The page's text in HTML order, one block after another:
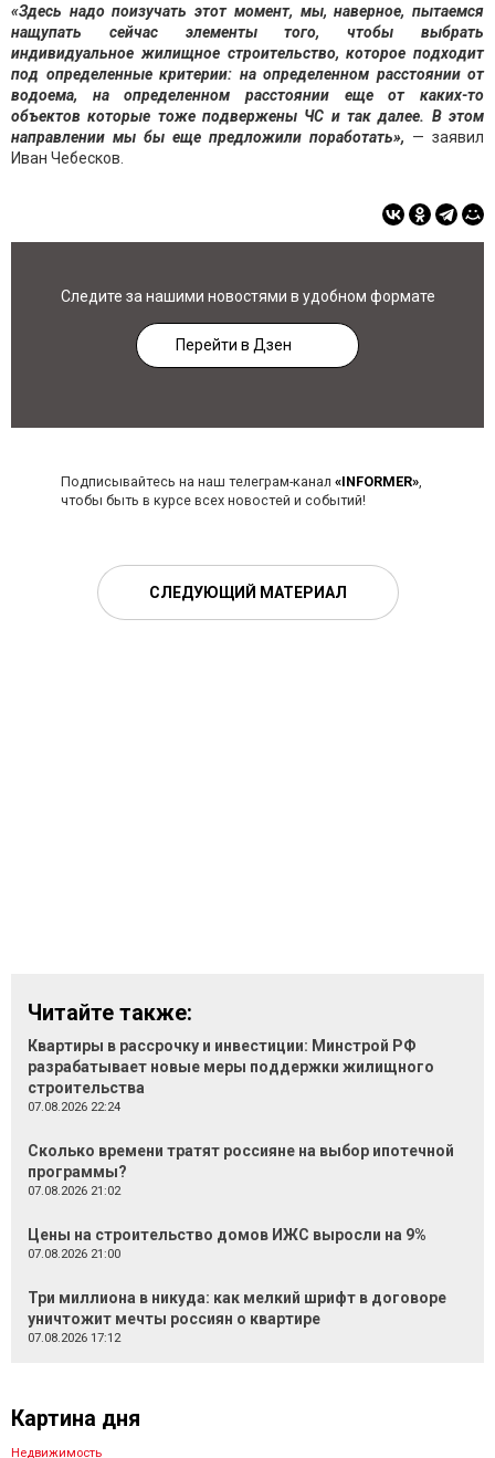
«Здесь надо поизучать этот момент, мы, наверное, пытаемся
нащупать сейчас элементы того, чтобы выбрать
индивидуальное жилищное строительство, которое подходит
под определенные критерии: на определенном расстоянии от
водоема, на определенном расстоянии еще от каких-то
объектов которые тоже подвержены ЧС и так далее. В этом
направлении мы бы еще предложили поработать», — заявил
Иван Чебесков.
Следите за нашими новостями в удобном формате
Перейти в Дзен
Подписывайтесь на наш телеграм-канал «INFORMER»,
чтобы быть в курсе всех новостей и событий!
СЛЕДУЮЩИЙ МАТЕРИАЛ
Читайте также:
Квартиры в рассрочку и инвестиции: Минстрой РФ
разрабатывает новые меры поддержки жилищного
строительства
07.08.2026 22:24
Сколько времени тратят россияне на выбор ипотечной
программы?
07.08.2026 21:02
Цены на строительство домов ИЖС выросли на 9%
07.08.2026 21:00
Три миллиона в никуда: как мелкий шрифт в договоре
уничтожит мечты россиян о квартире
07.08.2026 17:12
Картина дня
Недвижимость